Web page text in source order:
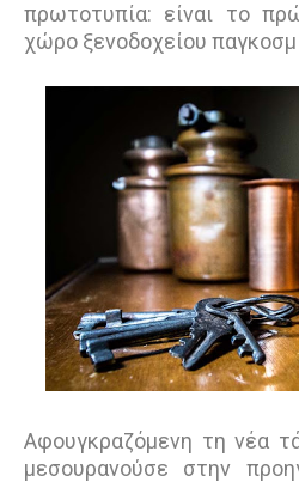
πρωτοτυπία: είναι το
χώρο ξενοδοχείου
Αφουγκραζόμενη τη νέα
μεσουρανούσε στην